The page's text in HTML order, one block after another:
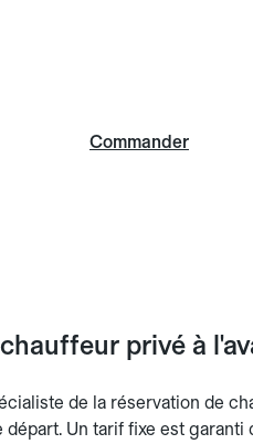
Commander
privé à
de la réservation de
Un tarif fixe est